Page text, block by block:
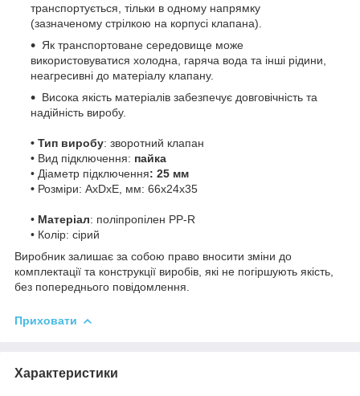
транспортується, тільки в одному напрямку
(зазначеному стрілкою на корпусі клапана).
Як транспортоване середовище може
використовуватися холодна, гаряча вода та інші рідини,
неагресивні до матеріалу клапану.
Висока якість матеріалів забезпечує довговічність та
надійність виробу.
• Тип виробу: зворотний клапан
• Вид підключення: пайка
• Діаметр підключення: 25 мм
• Розміри: АхDхЕ, мм: 66х24х35
• Матеріал: поліпропілен PP-R
• Колір: сірий
Виробник залишає за собою право вносити зміни до
комплектації та конструкції виробів, які не погіршують якість,
без попереднього повідомлення.
Приховати
Характеристики